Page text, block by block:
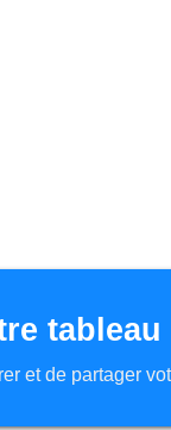
et de partager